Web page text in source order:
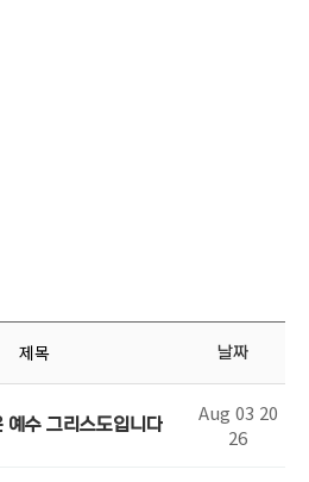
제목 날짜
예수 그리스도입니다
Aug 03 20
26